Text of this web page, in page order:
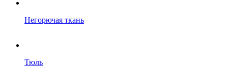
Негорючая ткань
Тюль